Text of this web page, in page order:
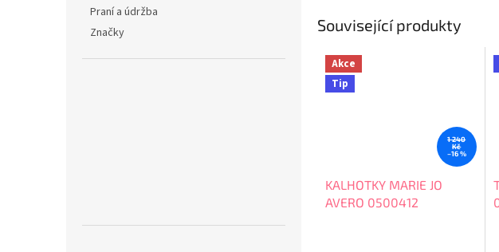
Praní a údržba
Značky
Související produkty
Akce
Tip
1 240
Kč
–16 %
KALHOTKY MARIE JO
AVERO 0500412